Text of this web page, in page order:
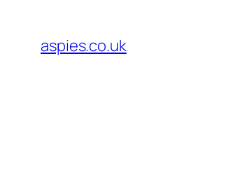
content
aspies.co.uk